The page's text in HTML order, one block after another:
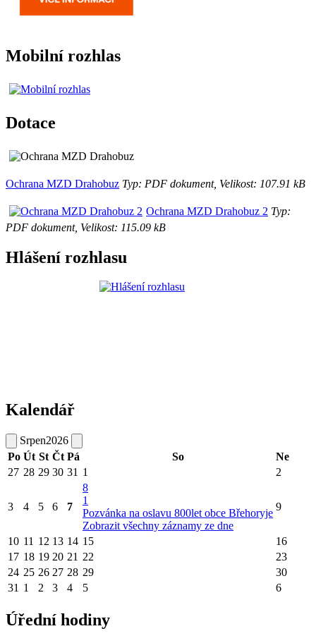
Mobilní rozhlas
Dotace
Ochrana MZD Drahobuz Typ: PDF dokument, Velikost: 107.91 kB
Ochrana MZD Drahobuz 2 Typ:
PDF dokument, Velikost: 115.09 kB
Hlášení rozhlasu
Kalendář
Srpen2026
Po Út St Čt Pá So
Ne
27 28 29 30 31 1 2
3 4 5 6 7
8
1
Pozvánka na oslavu 800let obce Břehoryje
Zobrazit všechny záznamy ze dne
9
10 11 12 13 14 15
16
17 18 19 20 21 22
23
24 25 26 27 28 29
30
31 1 2 3 4 5 6
Úřední hodiny